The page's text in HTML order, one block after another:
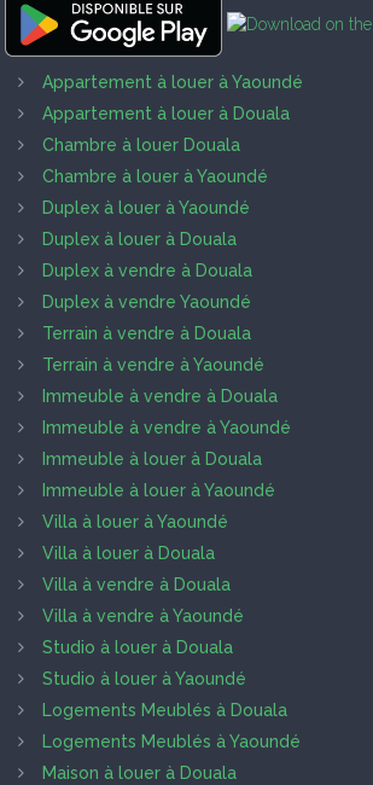
Appartement à louer à Yaoundé
Appartement à louer à Douala
Chambre à louer Douala
Chambre à louer à Yaoundé
Duplex à louer à Yaoundé
Duplex à louer à Douala
Duplex à vendre à Douala
Duplex à vendre Yaoundé
Terrain à vendre à Douala
Terrain à vendre à Yaoundé
Immeuble à vendre à Douala
Immeuble à vendre à Yaoundé
Immeuble à louer à Douala
Immeuble à louer à Yaoundé
Villa à louer à Yaoundé
Villa à louer à Douala
Villa à vendre à Douala
Villa à vendre à Yaoundé
Studio à louer à Douala
Studio à louer à Yaoundé
Logements Meublés à Douala
Logements Meublés à Yaoundé
Maison à louer à Douala